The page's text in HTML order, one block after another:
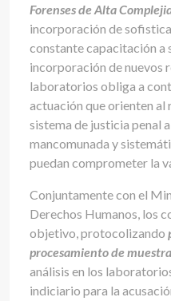
Forenses de Alta
incorporación de
constante capacitación a
incorporación de nuevos
laboratorios obliga a
actuación que orienten al
sistema de justicia penal
mancomunada y
puedan comprometer la
Conjuntamente con el
Derechos Humanos, los
objetivo, protocolizando
procesamiento de
análisis en los
indiciario para la